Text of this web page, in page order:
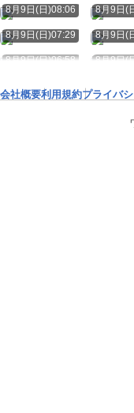
8月9日(日)08:06 8月9日(
8月9日(日)07:29 8月9日(
8月9日(日)06:58 8月9日(
会社概要利用規約プライバ